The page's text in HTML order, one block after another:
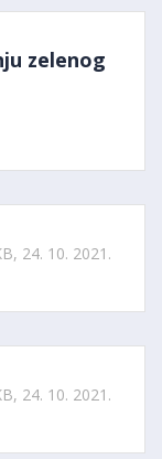
zelenog
24. 10. 2021.
24. 10. 2021.